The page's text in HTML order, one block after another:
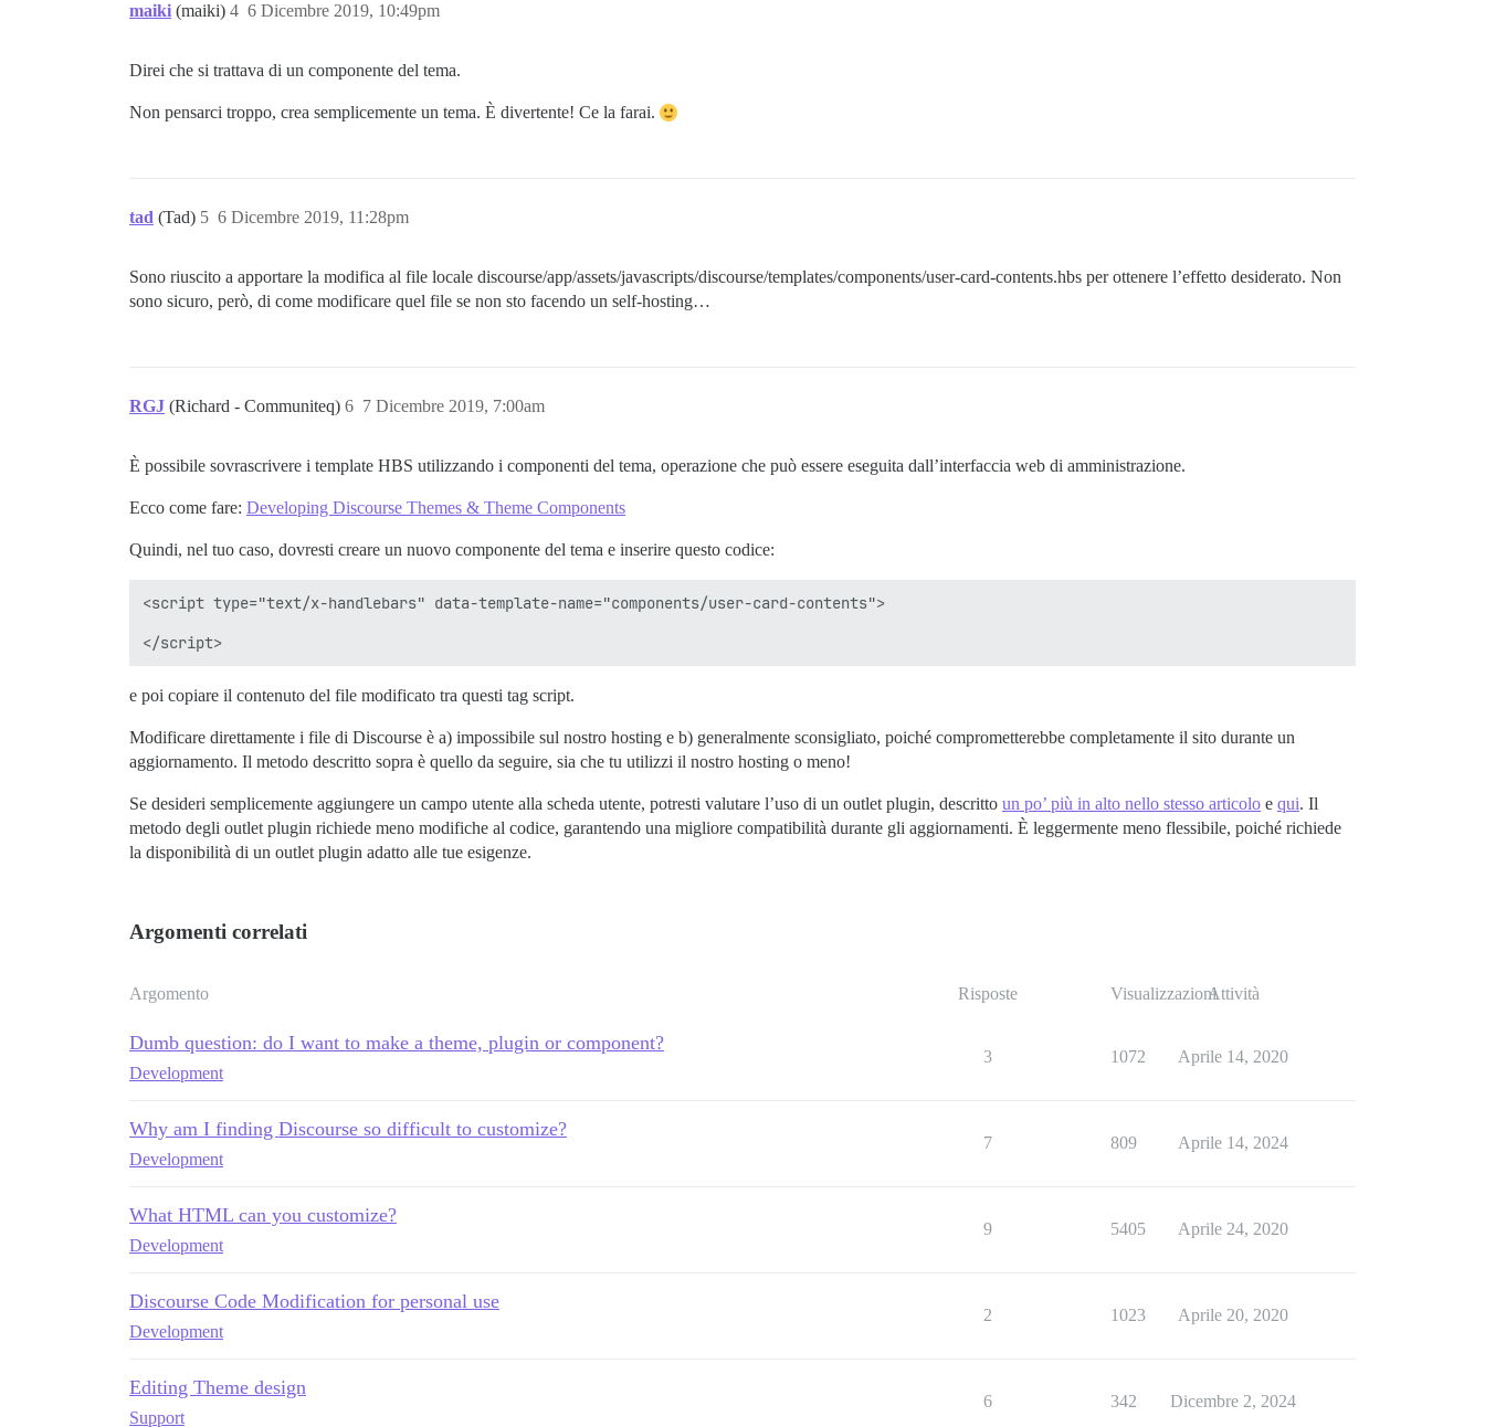
maiki (maiki) 6 Dicembre 2019, 10:49pm
4
Direi che si trattava di un componente del tema.
Non pensarci troppo, crea semplicemente un tema. È divertente! Ce la farai.
tad (Tad) 6 Dicembre 2019, 11:28pm
5
Sono riuscito a apportare la modifica al file locale discourse/app/assets/javascripts/discourse/templates/components/user-card-contents.hbs per ottenere l’effetto desiderato. Non
sono sicuro, però, di come modificare quel file se non sto facendo un self-hosting…
RGJ (Richard - Communiteq) 7 Dicembre 2019, 7:00am
6
È possibile sovrascrivere i template HBS utilizzando i componenti del tema, operazione che può essere eseguita dall’interfaccia web di amministrazione.
Ecco come fare: Developing Discourse Themes & Theme Components
Quindi, nel tuo caso, dovresti creare un nuovo componente del tema e inserire questo codice:
<script type="text/x-handlebars" data-template-name="components/user-card-contents">
e poi copiare il contenuto del file modificato tra questi tag script.
Modificare direttamente i file di Discourse è a) impossibile sul nostro hosting e b) generalmente sconsigliato, poiché comprometterebbe completamente il sito durante un
aggiornamento. Il metodo descritto sopra è quello da seguire, sia che tu utilizzi il nostro hosting o meno!
Se desideri semplicemente aggiungere un campo utente alla scheda utente, potresti valutare l’uso di un outlet plugin, descritto un po’ più in alto nello stesso articolo e qui. Il
metodo degli outlet plugin richiede meno modifiche al codice, garantendo una migliore compatibilità durante gli aggiornamenti. È leggermente meno flessibile, poiché richiede
la disponibilità di un outlet plugin adatto alle tue esigenze.
Argomenti correlati
Argomento Risposte VisualizzazioniAttività
Dumb question: do I want to make a theme, plugin or component?
Development
3 1072 Aprile 14, 2020
Why am I finding Discourse so difficult to customize?
Development
7 809 Aprile 14, 2024
What HTML can you customize?
Development
9 5405 Aprile 24, 2020
Discourse Code Modification for personal use
Development
2 1023 Aprile 20, 2020
Editing Theme design
Support
6 342 Dicembre 2, 2024